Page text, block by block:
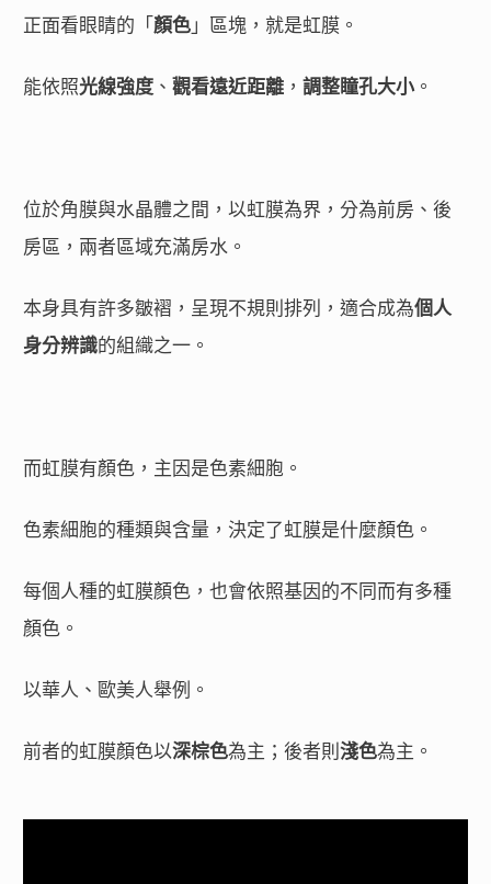
正面看眼睛的「 顏色 」區塊，就是虹膜。
能依照光線強度 、 觀看遠近距離 ， 調整瞳孔大小。
位於角膜與水晶體之間，以虹膜為界，分為前房、後
房區，兩者區域充滿房水。
本身具有許多皺褶，呈現不規則排列，適合成為個人
身分辨識的組織之一。
而虹膜有顏色，主因是色素細胞。
色素細胞的種類與含量，決定了虹膜是什麼顏色。
每個人種的虹膜顏色，也會依照基因的不同而有多種
顏色。
以華人、歐美人舉例。
前者的虹膜顏色以深棕色為主；後者則 淺色為主。